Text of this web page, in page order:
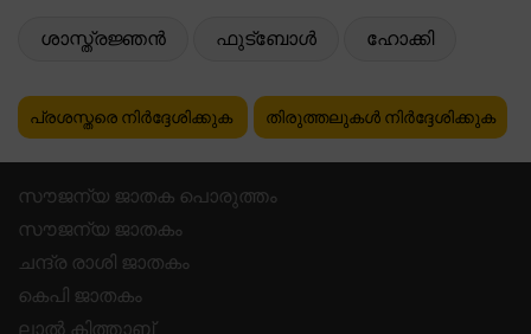
ശാസ്ത്രജ്ഞൻ ഫുട്ബോൾ ഹോക്കി
പ്രശസ്തരെ നിർദ്ദേശിക്കുക തിരുത്തലുകൾ നിർദ്ദേശിക്കുക
സൗജന്യ ജാതക പൊരുത്തം
സൗജന്യ ജാതകം
ചന്ദ്ര രാശി ജാതകം
കെപി ജാതകം
ലാൽ കിത്താബ്